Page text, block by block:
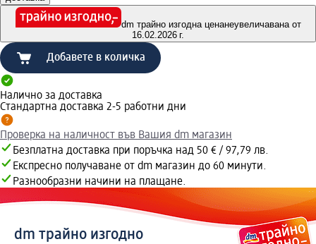
dm трайно изгодна ценанеувеличавана от
16.02.2026 г.
Добавете в количка
Налично за доставка
Стандартна доставка 2-5 работни дни
Проверка на наличност във Вашия dm магазин
Безплатна доставка при поръчка над 50 € / 97,79 лв.
Експресно получаване от dm магазин до 60 минути.
Разнообразни начини на плащане.
dm трайно изгодно